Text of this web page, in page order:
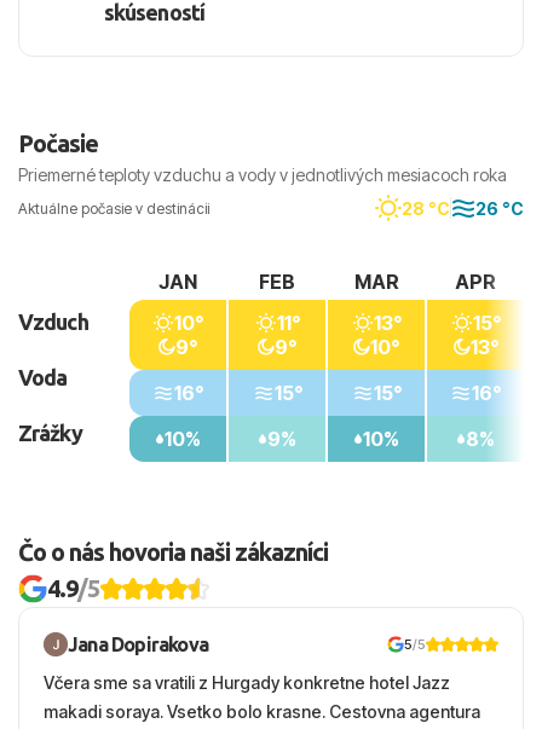
skúseností
Počasie
Priemerné teploty vzduchu a vody v jednotlivých mesiacoch roka
Aktuálne počasie v destinácii 28 °C 26 °C
Vzduch
Voda
Zrážky
JAN
10°
9°
16°
10%
FEB
11°
9°
15°
9%
MAR
13°
10°
15°
10%
APR
15°
13°
16°
8%
Čo o nás hovoria naši zákazníci
4.9/5
Jana Dopirakova 5/5
Včera sme sa vratili z Hurgady konkretne hotel Jazz
makadi soraya. Vsetko bolo krasne. Cestovna agentura